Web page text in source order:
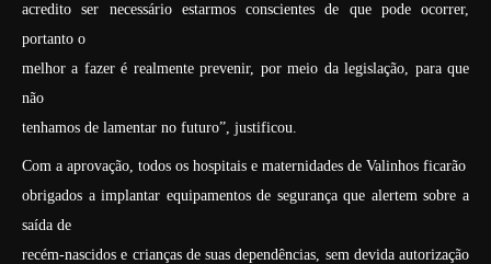
acredito ser necessário estarmos conscientes de que pode ocorrer,
portanto o
melhor a fazer é realmente prevenir, por meio da legislação, para que
não
tenhamos de lamentar no futuro”, justificou.
Com a aprovação, todos os hospitais e maternidades de Valinhos ficarão
obrigados a implantar equipamentos de segurança que alertem sobre a
saída de
recém-nascidos e crianças de suas dependências, sem devida autorização